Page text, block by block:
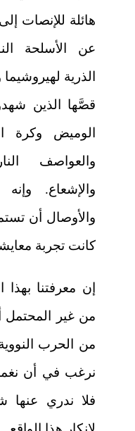
هائلة للإنصات
عن الأسلحة
الذرية
قصَّها الذين
الوميض وكرة
والعواصف
والإشعاع.
والأوصال أن
كانت تجربة
إن معرفتنا
من غير المحتمل
من الحرب
نرغب في أن نغمض
فلا ندري عنها